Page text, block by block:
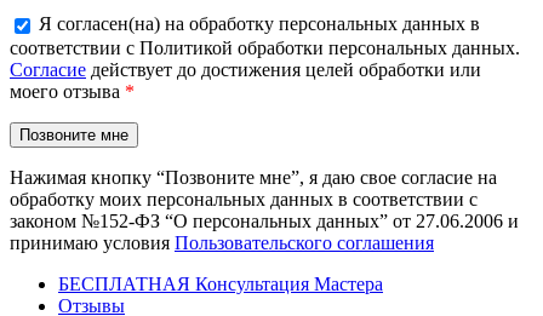
Я согласен(на) на обработку персональных данных в
соответствии с Политикой обработки персональных данных.
Согласие действует до достижения целей обработки или
моего отзыва *
Нажимая кнопку “Позвоните мне”, я даю свое согласие на
обработку моих персональных данных в соответствии с
законом №152-ФЗ “О персональных данных” от 27.06.2006 и
принимаю условия Пользовательского соглашения
БЕСПЛАТНАЯ Консультация Мастера
Отзывы